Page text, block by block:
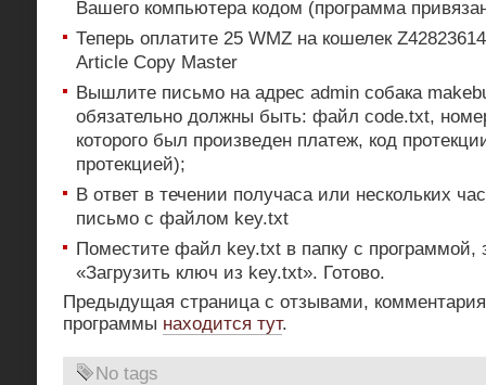
Вашего компьютера кодом (программа
Теперь оплатите 25 WMZ на кошелек
Article Copy Master
Вышлите письмо на адрес admin собака
обязательно должны быть: файл code.txt,
которого был произведен платеж, код
протекцией);
В ответ в течении получаса или нескольких
письмо с файлом key.txt
Поместите файл key.txt в папку с программой,
«Загрузить ключ из key.txt». Готово.
Предыдущая страница с отзывами,
программы находится тут.
No tags